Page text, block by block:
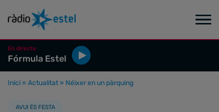
En directe
Fórmula Estel
Inici » Actualitat » Néixer en un pàrquing
AVUI ÉS FESTA